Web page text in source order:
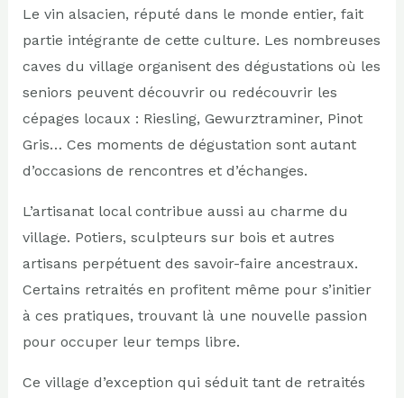
Le vin alsacien, réputé dans le monde entier, fait
partie intégrante de cette culture. Les nombreuses
caves du village organisent des dégustations où les
seniors peuvent découvrir ou redécouvrir les
cépages locaux : Riesling, Gewurztraminer, Pinot
Gris… Ces moments de dégustation sont autant
d’occasions de rencontres et d’échanges.
L’artisanat local contribue aussi au charme du
village. Potiers, sculpteurs sur bois et autres
artisans perpétuent des savoir-faire ancestraux.
Certains retraités en profitent même pour s’initier
à ces pratiques, trouvant là une nouvelle passion
pour occuper leur temps libre.
Ce village d’exception qui séduit tant de retraités